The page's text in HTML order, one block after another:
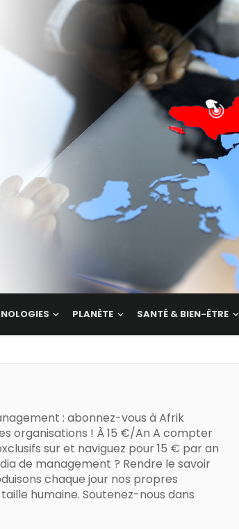
PLANÈTE SANTÉ & BIEN-ÊTRE
: abonnez-vous à Afrik
organisations ! À 15 €/An A compter
sur et naviguez pour 15 € par an
de management ? Rendre le savoir
chaque jour nos propres
humaine. Soutenez-nous dans